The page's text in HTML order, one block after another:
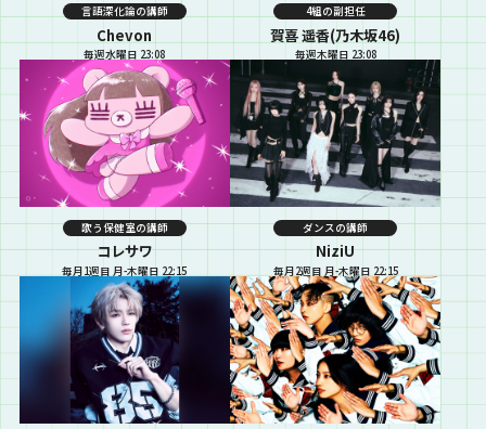
言語深化論の講師
Chevon
毎週水曜日 23:08
4組の副担任
賀喜 遥香(乃木坂46)
毎週木曜日 23:08
歌う保健室の講師
コレサワ
毎月1週目 月-木曜日 22:15
ダンスの講師
NiziU
毎月2週目 月-木曜日 22:15